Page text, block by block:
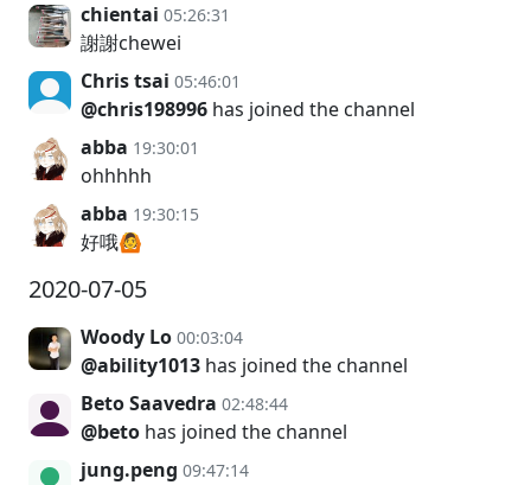
chientai 05:26:31
謝謝chewei
Chris tsai 05:46:01
@chris198996 has joined the channel
abba 19:30:01
ohhhhh
abba 19:30:15
好哦🙆
2020-07-05
Woody Lo 00:03:04
@ability1013 has joined the channel
Beto Saavedra 02:48:44
@beto has joined the channel
jung.peng 09:47:14